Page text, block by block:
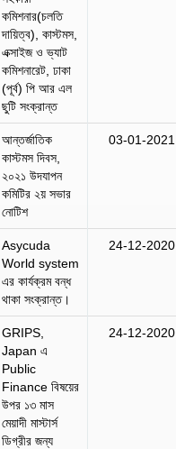
কমিশনার(চলতি
দায়িত্ব), কাস্টমস,
এক্সাইজ ও ভ্যাট
কমিশনারেট, ঢাকা
(পূর্ব) পি আর এল
ছুটি সংক্রান্ত
আন্তর্জাতিক
কাস্টমস দিবস,
২০২১ উদযাপন
কমিটির ২য় সভার
নোটিশ
03-01-2021
Asycuda
World system
এর কার্যক্রম বন্ধ
থাকা সংক্রান্ত।
24-12-2020
GRIPS,
Japan এ
Public
Finance বিষয়ের
উপর ১৩ মাস
মেয়াদী মাস্টার্স
ডিগ্রীর জন্য
24-12-2020